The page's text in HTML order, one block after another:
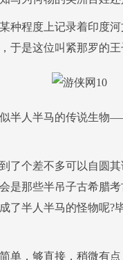
种程度上记录着印度
于是这位叫紧那罗的
半人半马的传说生物
了个差不多可以自圆
是那些半吊子古希腊
了半人半马的怪物呢?
单，够直接，稍微有